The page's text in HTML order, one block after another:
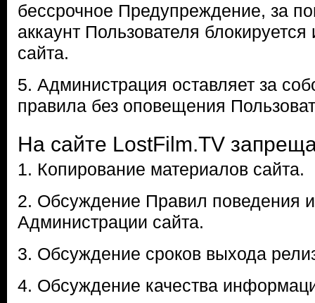
бессрочное Предупреждение, за
аккаунт Пользователя
сайта.
5. Администрация оставляет за
правила без оповещения
На сайте LostFilm.TV
1. Копирование материалов сайта.
2. Обсуждение Правил поведения
Администрации сайта.
3. Обсуждение сроков выхода
4. Обсуждение качества